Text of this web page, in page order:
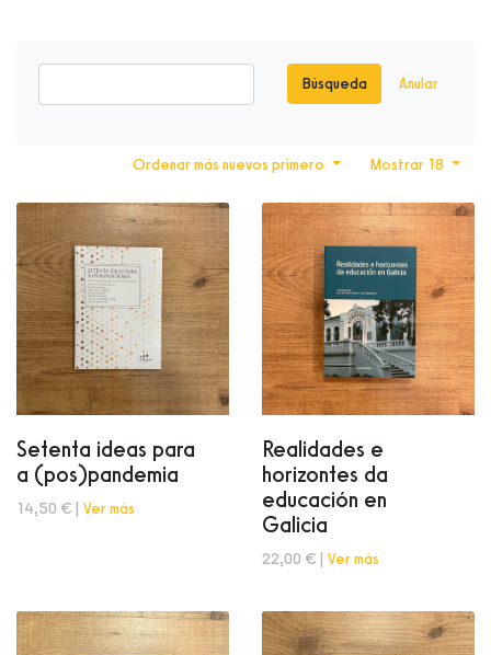
Búsqueda Anular
Mostrar 18
Ordenar más nuevos primero
Setenta ideas para
a (pos)pandemia
14,50 € | Ver más
Realidades e
horizontes da
educación en
Galicia
22,00 € | Ver más